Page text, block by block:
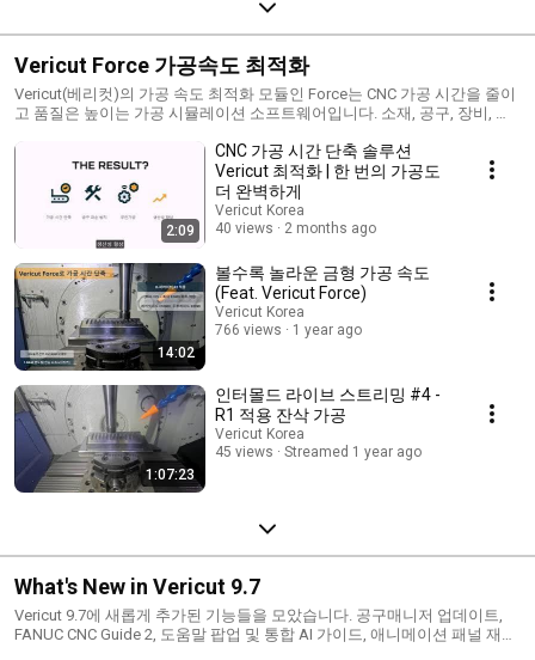
Vericut Force 가공속도 최적화
Vericut(베리컷)의 가공 속도 최적화 모듈인 Force는 CNC 가공 시간을 줄이
고 품질은 높이는 가공 시뮬레이션 소프트웨어입니다. 소재, 공구, 장비, 디
속도를 자동 계산합니다. Force는 사용도 간편합니다. 클릭 몇 번으로 최적
화가 가능하며 숙련도에 관계없이 누구나 쉽게 적용할 수 있습니다. 자세한
내용은 홈페이지를 참조하시거나 아래 연락처로 언제든지 문의하시기 바랍
2:09
CNC 가공 시간 단축 솔루션
Vericut 최적화 | 한 번의 가공도
더 완벽하게
Vericut Korea
40 views
2 months ago
14:02
볼수록 놀라운 금형 가공 속도
(Feat. Vericut Force)
Vericut Korea
766 views
1 year ago
1:07:23
인터몰드 라이브 스트리밍 #4 -
R1 적용 잔삭 가공
Vericut Korea
45 views
Streamed 1 year ago
What's New in Vericut 9.7
Vericut 9.7에 새롭게 추가된 기능들을 모았습니다. 공구매니저 업데이트,
FANUC CNC Guide 2, 도움말 팝업 및 통합 AI 가이드, 애니메이션 패널 재설